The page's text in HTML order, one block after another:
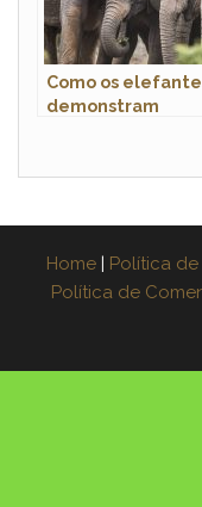
Como os
demonstram
Home | Política
Política de